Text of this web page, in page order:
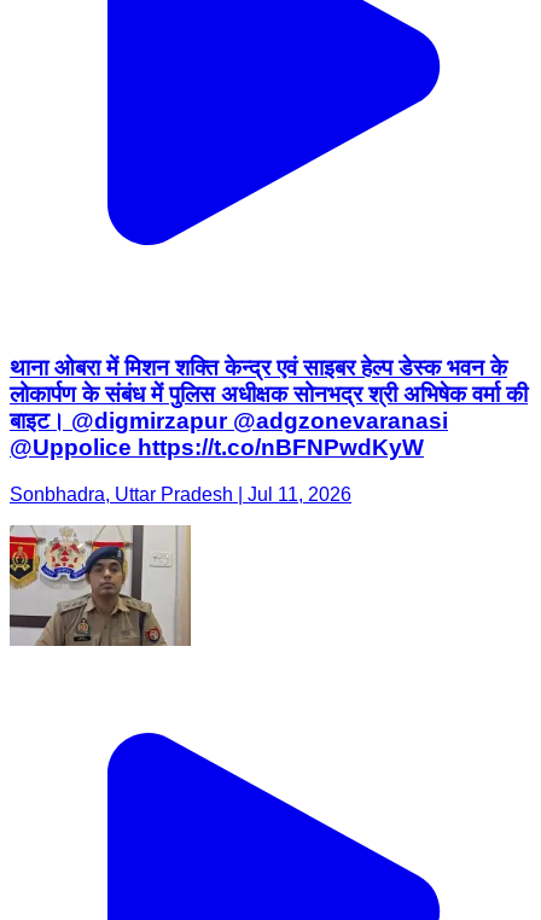
थाना ओबरा में मिशन शक्ति केन्द्र एवं साइबर हेल्प डेस्क भवन के
लोकार्पण के संबंध में पुलिस अधीक्षक सोनभद्र श्री अभिषेक वर्मा की
बाइट। @digmirzapur @adgzonevaranasi
@Uppolice https://t.co/nBFNPwdKyW
Sonbhadra, Uttar Pradesh | Jul 11, 2026